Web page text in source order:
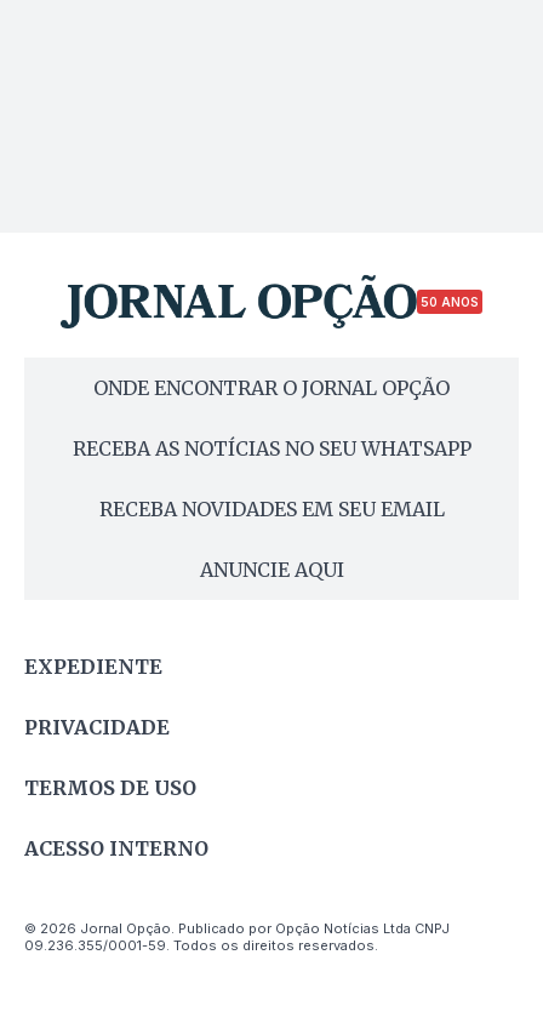
50 ANOS
ONDE ENCONTRAR O JORNAL OPÇÃO
RECEBA AS NOTÍCIAS NO SEU WHATSAPP
RECEBA NOVIDADES EM SEU EMAIL
ANUNCIE AQUI
EXPEDIENTE
PRIVACIDADE
TERMOS DE USO
ACESSO INTERNO
© 2026 Jornal Opção. Publicado por Opção Notícias Ltda CNPJ
09.236.355/0001-59. Todos os direitos reservados.